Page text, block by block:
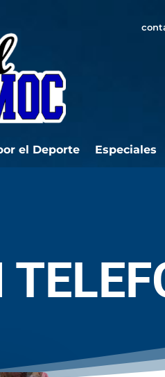
el Deporte Especiales